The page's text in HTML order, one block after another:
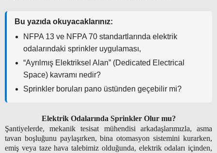
Bu yazıda okuyacaklarınız:
NFPA 13 ve NFPA 70 standartlarında elektrik
odalarındaki sprinkler uygulaması,
“Ayrılmış Elektriksel Alan” (Dedicated Electrical
Space) kavramı nedir?
Sprinkler boruları pano üstünden geçebilir mi?
Elektrik Odalarında Sprinkler Olur mu?
Şantiyelerde, mekanik tesisat mühendisi arkadaşlarımızla, asma
tavan boşluğunu paylaşırken, bina otomasyon sistemini kurarken,
emiş veya taze hava talebimiz olduğunda, elektrik odaları içinden,